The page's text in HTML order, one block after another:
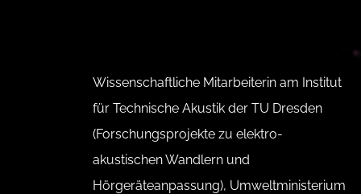
Wissenschaftliche Mitarbeiterin am Institut
für Technische Akustik der TU Dresden
(Forschungsprojekte zu elektro-
akustischen Wandlern und
Hörgeräteanpassung), Umweltministerium